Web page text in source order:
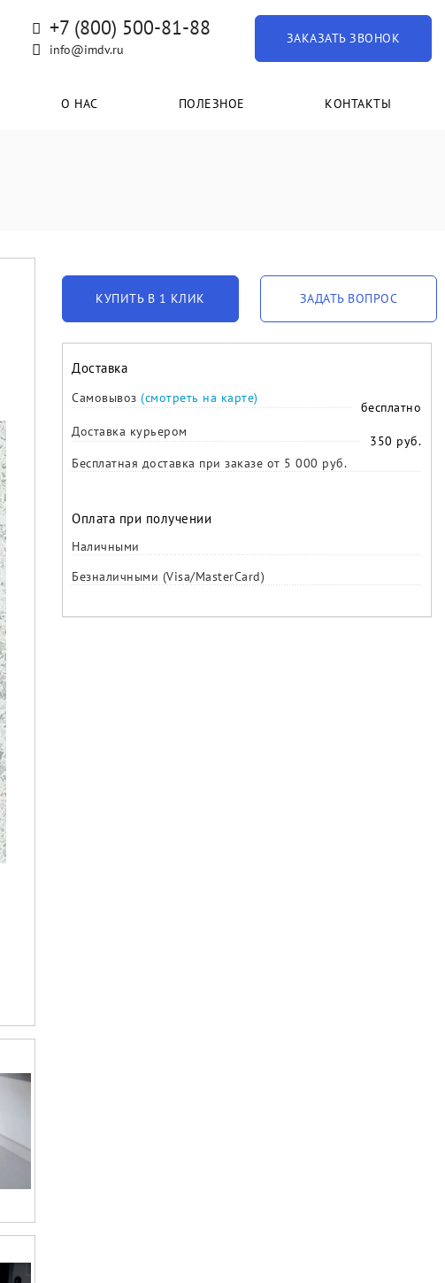
+7 (800) 500-81-88
info@imdv.ru
ЗАКАЗАТЬ ЗВОНОК
О НАС ПОЛЕЗНОЕ КОНТАКТЫ
КУПИТЬ В 1 КЛИК ЗАДАТЬ ВОПРОС
Доставка
Самовывоз (смотреть на карте)
бесплатно
Доставка курьером
350 руб.
Бесплатная доставка при заказе от 5 000 руб.
Оплата при получении
Наличными
Безналичными (Visa/MasterCard)